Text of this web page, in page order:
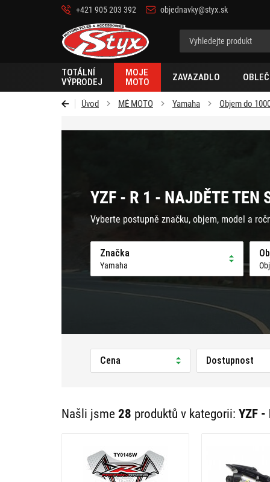
+421 905 203 392
objednavky@styx.sk
Styx-
cz
TOTÁLNÍ
VÝPRODEJ
MOJE
MOTO
ZAVAZADLO
Úvod MÉ MOTO Yamaha Objem do
YZF - R 1 - NAJDĚTE TEN
Vyberte postupně značku, objem, model a
Značka
Yamaha
Cena Dostupnost
Našli jsme 28 produktů v kategorii: YZF -